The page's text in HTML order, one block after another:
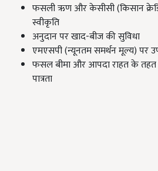
फसली ऋण और केसीसी (किसान
स्वीकृति
अनुदान पर खाद-बीज की सुविधा
एमएसपी (न्यूनतम समर्थन मूल्य) पर
फसल बीमा और आपदा राहत के तहत
पात्रता